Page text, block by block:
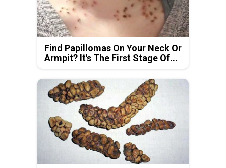
Find Papillomas On Your Neck Or
Armpit? It's The First Stage Of...